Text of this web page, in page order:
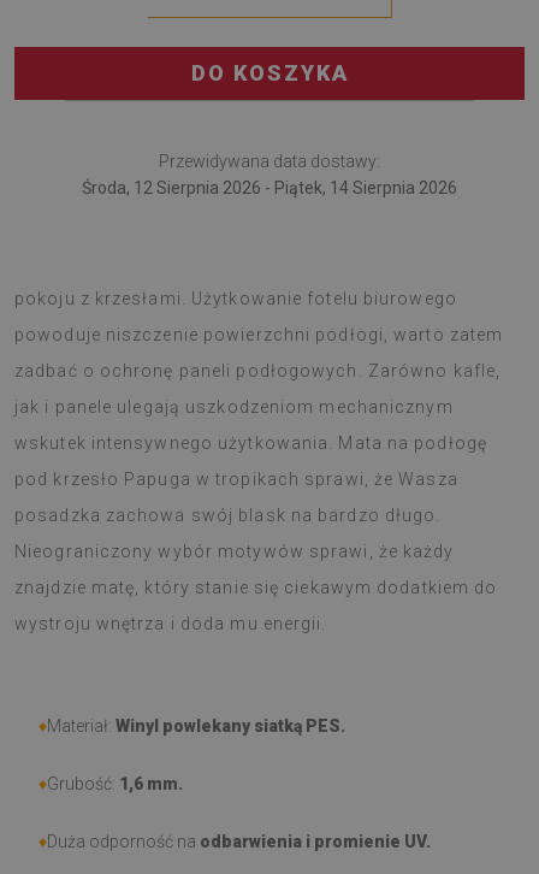
DO KOSZYKA
Przewidywana data dostawy:
Środa, 12 Sierpnia 2026 - Piątek, 14 Sierpnia 2026
pokoju z krzesłami. Użytkowanie fotelu biurowego
powoduje niszczenie powierzchni podłogi, warto zatem
zadbać o ochronę paneli podłogowych. Zarówno kafle,
jak i panele ulegają uszkodzeniom mechanicznym
wskutek intensywnego użytkowania. Mata na podłogę
pod krzesło Papuga w tropikach sprawi, że Wasza
posadzka zachowa swój blask na bardzo długo.
Nieograniczony wybór motywów sprawi, że każdy
znajdzie matę, który stanie się ciekawym dodatkiem do
wystroju wnętrza i doda mu energii.
♦Materiał: Winyl powlekany siatką PES.
♦Grubość: 1,6 mm.
♦Duża odporność na odbarwienia i promienie UV.